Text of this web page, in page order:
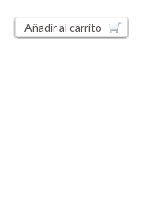
Añadir al carrito